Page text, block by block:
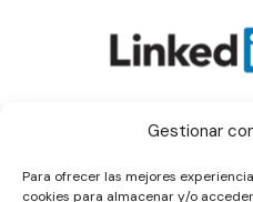
Gestionar
Para ofrecer las mejores
cookies para almacenar y/o
ideal para captar clientes
campañas de publicidad en